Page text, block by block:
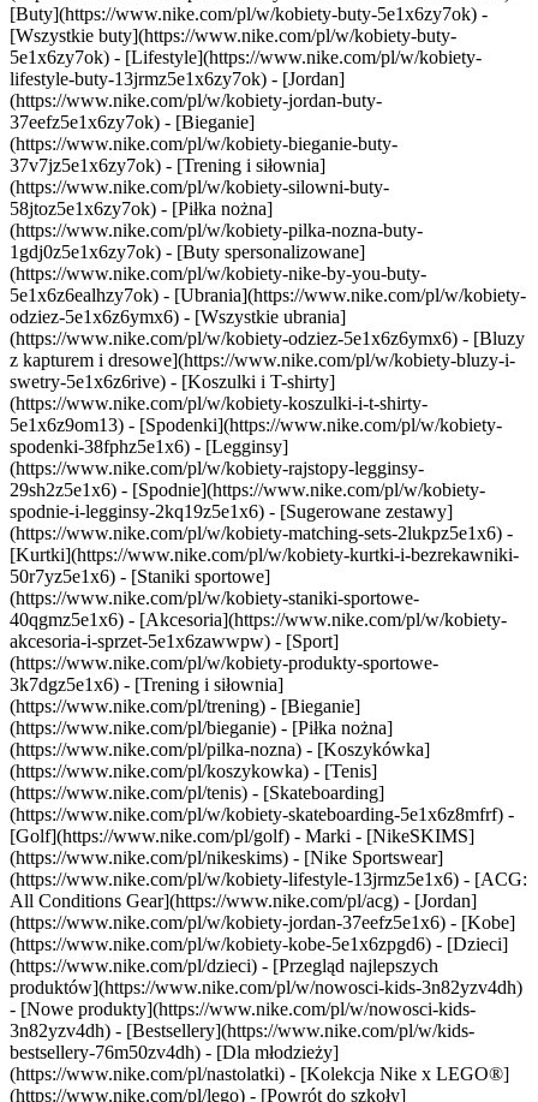
[Buty](https://www.nike.com/pl/w/kobiety-buty-5e1x6zy7ok) -
[Wszystkie buty](https://www.nike.com/pl/w/kobiety-buty-
5e1x6zy7ok) - [Lifestyle](https://www.nike.com/pl/w/kobiety-
lifestyle-buty-13jrmz5e1x6zy7ok) - [Jordan]
(https://www.nike.com/pl/w/kobiety-jordan-buty-
37eefz5e1x6zy7ok) - [Bieganie]
(https://www.nike.com/pl/w/kobiety-bieganie-buty-
37v7jz5e1x6zy7ok) - [Trening i siłownia]
(https://www.nike.com/pl/w/kobiety-silowni-buty-
58jtoz5e1x6zy7ok) - [Piłka nożna]
(https://www.nike.com/pl/w/kobiety-pilka-nozna-buty-
1gdj0z5e1x6zy7ok) - [Buty spersonalizowane]
(https://www.nike.com/pl/w/kobiety-nike-by-you-buty-
5e1x6z6ealhzy7ok) - [Ubrania](https://www.nike.com/pl/w/kobiety-
odziez-5e1x6z6ymx6) - [Wszystkie ubrania]
(https://www.nike.com/pl/w/kobiety-odziez-5e1x6z6ymx6) - [Bluzy
z kapturem i dresowe](https://www.nike.com/pl/w/kobiety-bluzy-i-
swetry-5e1x6z6rive) - [Koszulki i T-shirty]
(https://www.nike.com/pl/w/kobiety-koszulki-i-t-shirty-
5e1x6z9om13) - [Spodenki](https://www.nike.com/pl/w/kobiety-
spodenki-38fphz5e1x6) - [Legginsy]
(https://www.nike.com/pl/w/kobiety-rajstopy-legginsy-
29sh2z5e1x6) - [Spodnie](https://www.nike.com/pl/w/kobiety-
spodnie-i-legginsy-2kq19z5e1x6) - [Sugerowane zestawy]
(https://www.nike.com/pl/w/kobiety-matching-sets-2lukpz5e1x6) -
[Kurtki](https://www.nike.com/pl/w/kobiety-kurtki-i-bezrekawniki-
50r7yz5e1x6) - [Staniki sportowe]
(https://www.nike.com/pl/w/kobiety-staniki-sportowe-
40qgmz5e1x6) - [Akcesoria](https://www.nike.com/pl/w/kobiety-
akcesoria-i-sprzet-5e1x6zawwpw) - [Sport]
(https://www.nike.com/pl/w/kobiety-produkty-sportowe-
3k7dgz5e1x6) - [Trening i siłownia]
(https://www.nike.com/pl/trening) - [Bieganie]
(https://www.nike.com/pl/bieganie) - [Piłka nożna]
(https://www.nike.com/pl/pilka-nozna) - [Koszykówka]
(https://www.nike.com/pl/koszykowka) - [Tenis]
(https://www.nike.com/pl/tenis) - [Skateboarding]
(https://www.nike.com/pl/w/kobiety-skateboarding-5e1x6z8mfrf) -
[Golf](https://www.nike.com/pl/golf) - Marki - [NikeSKIMS]
(https://www.nike.com/pl/nikeskims) - [Nike Sportswear]
(https://www.nike.com/pl/w/kobiety-lifestyle-13jrmz5e1x6) - [ACG:
All Conditions Gear](https://www.nike.com/pl/acg) - [Jordan]
(https://www.nike.com/pl/w/kobiety-jordan-37eefz5e1x6) - [Kobe]
(https://www.nike.com/pl/w/kobiety-kobe-5e1x6zpgd6) - [Dzieci]
(https://www.nike.com/pl/dzieci) - [Przegląd najlepszych
produktów](https://www.nike.com/pl/w/nowosci-kids-3n82yzv4dh)
- [Nowe produkty](https://www.nike.com/pl/w/nowosci-kids-
3n82yzv4dh) - [Bestsellery](https://www.nike.com/pl/w/kids-
bestsellery-76m50zv4dh) - [Dla młodzieży]
(https://www.nike.com/pl/nastolatki) - [Kolekcja Nike x LEGO®]
(https://www.nike.com/pl/lego) - [Powrót do szkoły]